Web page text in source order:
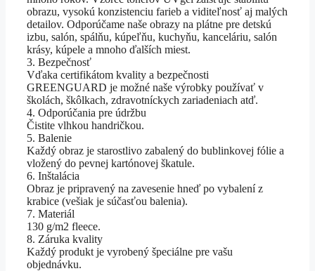
obrazu, vysokú konzistenciu farieb a viditeľnosť aj malých
detailov. Odporúčame naše obrazy na plátne pre detskú
izbu, salón, spálňu, kúpeľňu, kuchyňu, kanceláriu, salón
krásy, kúpele a mnoho ďalších miest.
3. Bezpečnosť
Vďaka certifikátom kvality a bezpečnosti
GREENGUARD je možné naše výrobky používať v
školách, škôlkach, zdravotníckych zariadeniach atď.
4. Odporúčania pre údržbu
Čistite vlhkou handričkou.
5. Balenie
Každý obraz je starostlivo zabalený do bublinkovej fólie a
vložený do pevnej kartónovej škatule.
6. Inštalácia
Obraz je pripravený na zavesenie hneď po vybalení z
krabice (vešiak je súčasťou balenia).
7. Materiál
130 g/m2 fleece.
8. Záruka kvality
Každý produkt je vyrobený špeciálne pre vašu
objednávku.